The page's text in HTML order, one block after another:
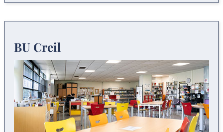
BU Creil